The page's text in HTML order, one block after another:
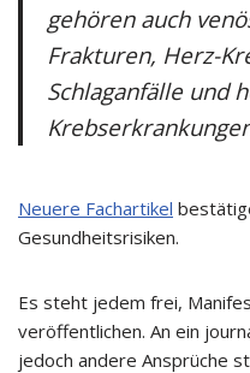
gehören auch
Frakturen, Herz-
Schlaganfälle und
Neuere Fachartikel
Gesundheitsrisiken.
Es steht jedem frei,
veröffentlichen. An ein
jedoch andere Ansprüche